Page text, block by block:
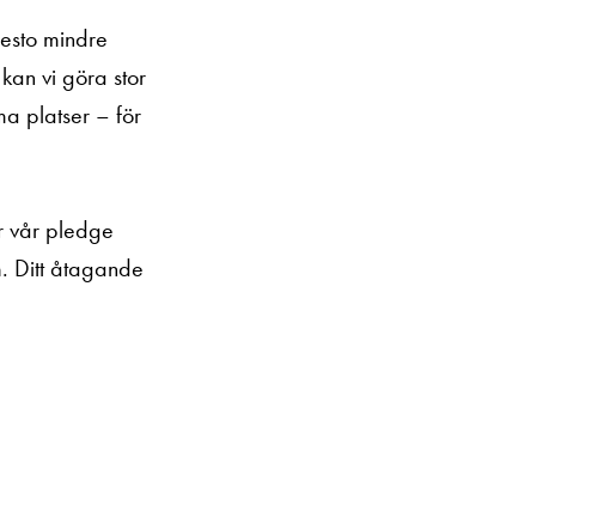
mindre
vi göra stor
platser – för
vår pledge
Ditt åtagande